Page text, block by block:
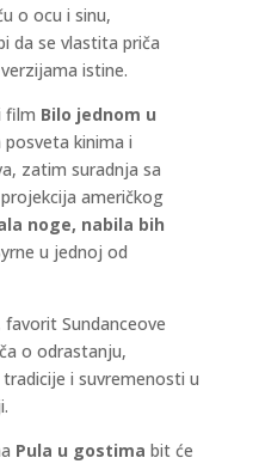
o ocu i sinu,
da se vlastita priča
istine.
film Bilo jednom u
posveta kinima i
zatim suradnja sa
američkog
noge, nabila bih
u jednoj od
favorit Sundanceove
o odrastanju,
i suvremenosti u
Pula u gostima bit će